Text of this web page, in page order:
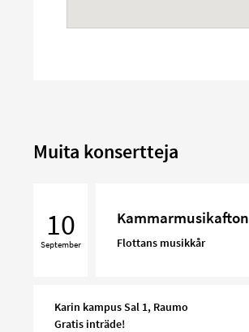
Muita konsertteja
10
September
Kammarmusikafton
Flottans musikkår
Karin kampus Sal 1, Raumo
Gratis inträde!